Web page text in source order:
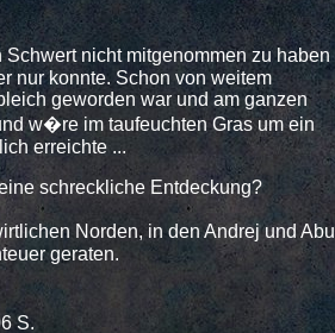
nicht mitgenommen zu haben
nur konnte. Schon von weitem
geworden war und am ganzen
w�re im taufeuchten Gras um ein
erreichte ...
schreckliche Entdeckung?
Norden, in den Andrej und Abu
geraten.
S.